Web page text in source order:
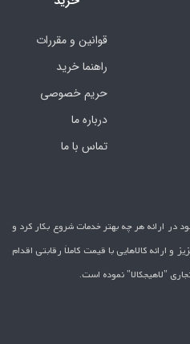
قوانین و مقررات
راهنما خرید
حریم خصوصی
درباره ما
تماس با ما
سال 1395 با هدف بهبود در ارائه هر چه بهتر خدمات شروع بکار کرد و
و ارائه کالاهایی با قیمت کاملاَ رقابتی اقدام
"لاهیج­کالا" نموده است.